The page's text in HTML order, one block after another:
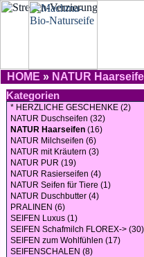
HOME » NATUR
Kategorien
* HERZLICHE GESCHENKE (2)
NATUR Duschseifen (32)
NATUR Haarseifen (16)
NATUR Milchseifen (6)
NATUR mit Kräutern (3)
NATUR PUR (19)
NATUR Rasierseifen (4)
NATUR Seifen für Tiere (1)
NATUR Duschbutter (4)
PRALINEN (6)
SEIFEN Luxus (1)
SEIFEN Schafmilch FLOREX-> (30)
SEIFEN zum Wohlfühlen (17)
SEIFENSCHALEN (8)